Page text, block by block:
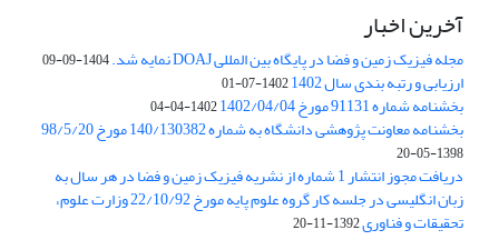
آخرین اخبار
مجله فیزیک زمین و فضا در پایگاه بین المللی DOAJ نمایه شد. 1404-09-09
ارزیابی و رتبه بندی سال 1402 1402-07-01
بخشنامه شماره 91131 مورخ 1402/04/04 1402-04-04
بخشنامه معاونت پژوهشی دانشگاه به شماره 140/130382 مورخ 98/5/20
1398-05-20
دریافت مجوز انتشار 1 شماره از نشریه فیزیک زمین و فضا در هر سال به
زبان انگلیسی در جلسه کار گروه علوم پایه مورخ 22/10/92 وزارت علوم،
تحقیقات و فناوری1392-11-20